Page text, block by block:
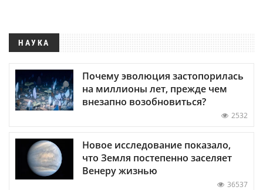
НАУКА
Почему эволюция застопорилась
на миллионы лет, прежде чем
внезапно возобновиться?
2532
Новое исследование показало,
что Земля постепенно заселяет
Венеру жизнью
36537